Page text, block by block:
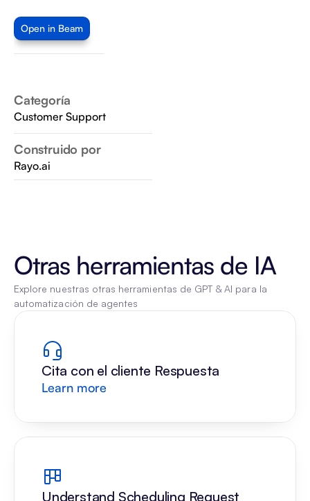
Open in Beam
Categoría
Customer Support
Construido por
Rayo.ai
Otras herramientas de IA
Explore nuestras otras herramientas de GPT & AI para la
automatización de agentes
Cita con el cliente Respuesta
Learn more
Understand Scheduling Request